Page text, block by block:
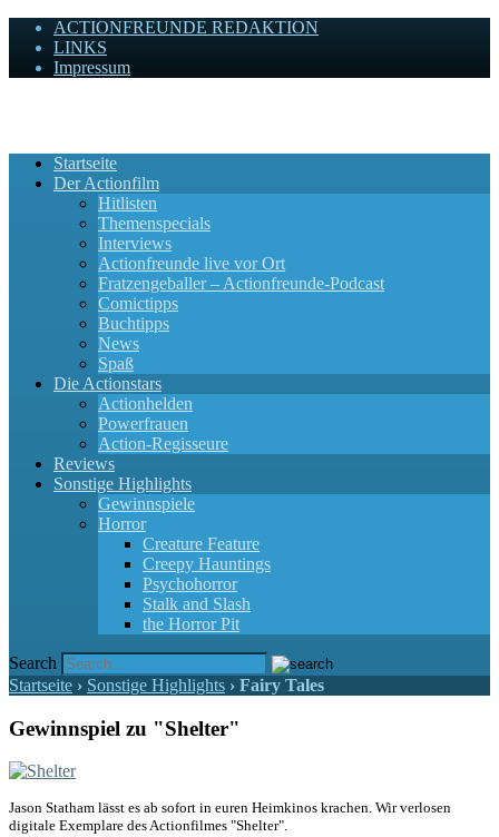
ACTIONFREUNDE REDAKTION
LINKS
Impressum
Startseite
Der Actionfilm
Hitlisten
Themenspecials
Interviews
Actionfreunde live vor Ort
Fratzengeballer – Actionfreunde-Podcast
Comictipps
Buchtipps
News
Spaß
Die Actionstars
Actionhelden
Powerfrauen
Action-Regisseure
Reviews
Sonstige Highlights
Gewinnspiele
Horror
Creature Feature
Creepy Hauntings
Psychohorror
Stalk and Slash
the Horror Pit
Search
Startseite › Sonstige Highlights › Fairy Tales
Gewinnspiel zu "Shelter"
Jason Statham lässt es ab sofort in euren Heimkinos krachen. Wir verlosen
digitale Exemplare des Actionfilmes "Shelter".